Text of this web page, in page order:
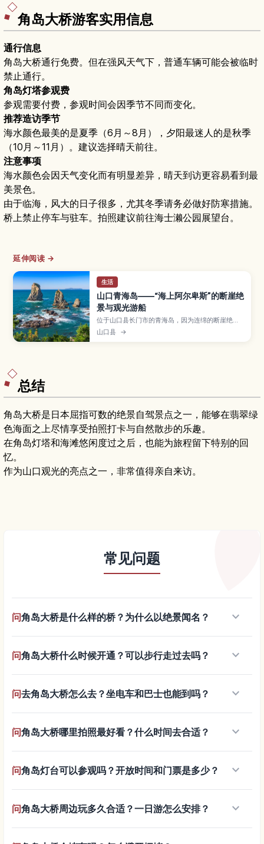
角岛大桥游客实用信息
通行信息
角岛大桥通行免费。但在强风天气下，普通车辆可能会被临时
禁止通行。
角岛灯塔参观费
参观需要付费，参观时间会因季节不同而变化。
推荐造访季节
海水颜色最美的是夏季（6月～8月），夕阳最迷人的是秋季
（10月～11月）。建议选择晴天前往。
注意事项
海水颜色会因天气变化而有明显差异，晴天到访更容易看到最
美景色。
由于临海，风大的日子很多，尤其冬季请务必做好防寒措施。
桥上禁止停车与驻车。拍照建议前往海士濑公园展望台。
延伸阅读 →
生活
山口青海岛——“海上阿尔卑斯”的断崖绝
景与观光游船
位于山口县长门市的青海岛，因为连绵的断崖绝壁
和奇岩海蚀洞，被称为“海上阿尔卑斯”。文章介绍
观光游船与海岸步道的精华景点、最佳观赏季节、
山口县 →
总结
角岛大桥是日本屈指可数的绝景自驾景点之一，能够在翡翠绿
色海面之上尽情享受拍照打卡与自然散步的乐趣。
在角岛灯塔和海滩悠闲度过之后，也能为旅程留下特别的回
忆。
作为山口观光的亮点之一，非常值得亲自来访。
常见问题
问角岛大桥是什么样的桥？为什么以绝景闻名？ keyboard_arrow_down
问角岛大桥什么时候开通？可以步行走过去吗？ keyboard_arrow_down
问去角岛大桥怎么去？坐电车和巴士也能到吗？ keyboard_arrow_down
问角岛大桥哪里拍照最好看？什么时间去合适？ keyboard_arrow_down
问角岛灯台可以参观吗？开放时间和门票是多少？ keyboard_arrow_down
问角岛大桥周边玩多久合适？一日游怎么安排？ keyboard_arrow_down